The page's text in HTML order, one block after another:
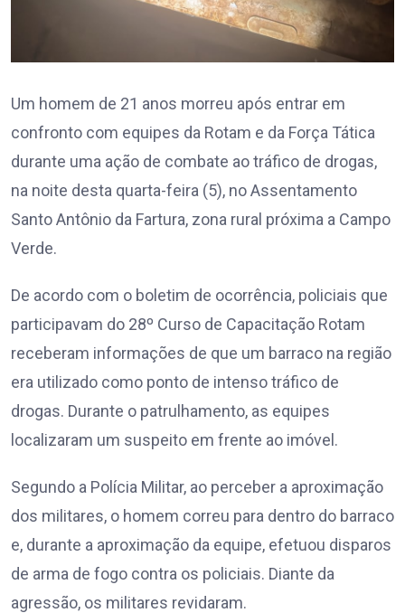
Um homem de 21 anos morreu após entrar em
confronto com equipes da Rotam e da Força Tática
durante uma ação de combate ao tráfico de drogas,
na noite desta quarta-feira (5), no Assentamento
Santo Antônio da Fartura, zona rural próxima a Campo
Verde.
De acordo com o boletim de ocorrência, policiais que
participavam do 28º Curso de Capacitação Rotam
receberam informações de que um barraco na região
era utilizado como ponto de intenso tráfico de
drogas. Durante o patrulhamento, as equipes
localizaram um suspeito em frente ao imóvel.
Segundo a Polícia Militar, ao perceber a aproximação
dos militares, o homem correu para dentro do barraco
e, durante a aproximação da equipe, efetuou disparos
de arma de fogo contra os policiais. Diante da
agressão, os militares revidaram.